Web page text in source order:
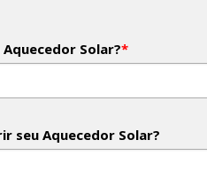
Solar?*
seu Aquecedor Solar?